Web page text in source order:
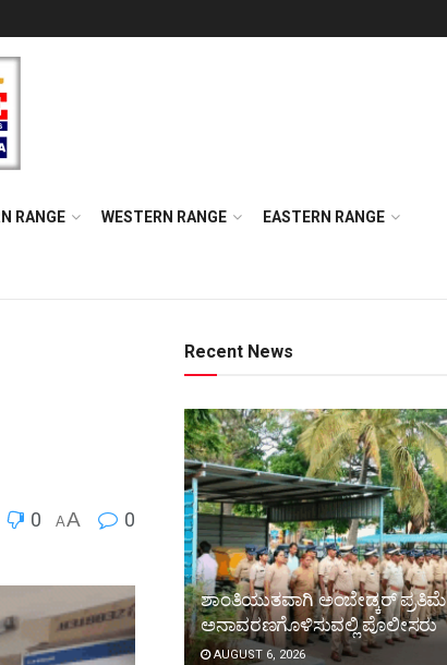
RANGE WESTERN RANGE EASTERN RANGE
0 AA 0
Recent News
ಶಾಂತಿಯುತವಾಗಿ ಅಂಬೇಡ್ಕರ್ ಪ್ರತಿಮೆ
ಅನಾವರಣಗೊಳಿಸುವಲ್ಲಿ ಪೊಲೀಸರು
AUGUST 6, 2026